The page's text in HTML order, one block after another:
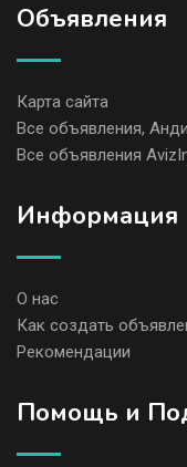
Объявления
Карта сайта
Все объявления,
Все объявления
Информация
О нас
Как создать
Рекомендации
Помощь и